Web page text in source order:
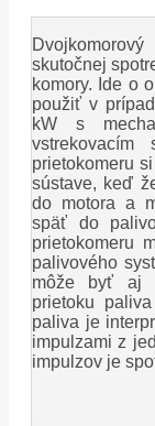
skutočnej
komory. Ide o
použiť v
kW s
vstrekovacím
prietokomeru
sústave, keď
do motora a
späť do
prietokomeru
palivového
môže byť aj
prietoku
paliva je
impulzami z
impulzov je